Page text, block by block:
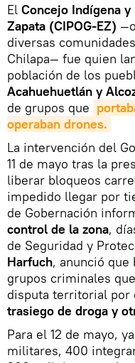
El Concejo Indígena
Zapata (CIPOG-EZ)
diversas
Chilapa— fue quien
población de los
Acahuehuetlán y
de grupos que
operaban drones.
La intervención del
11 de mayo tras la
liberar bloqueos
impedido llegar por
de Gobernación
control de la zona,
de Seguridad y
Harfuch, anunció que
grupos criminales
disputa territorial por
trasiego de droga y
Para el 12 de mayo,
militares, 400